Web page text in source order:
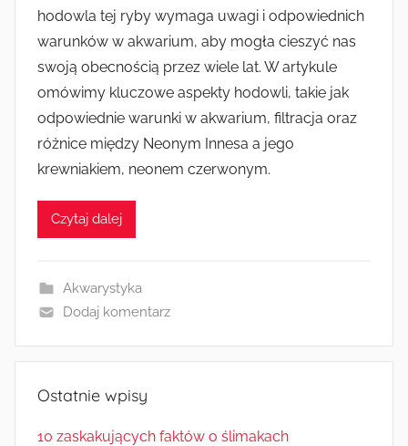
hodowla tej ryby wymaga uwagi i odpowiednich
warunków w akwarium, aby mogła cieszyć nas
swoją obecnością przez wiele lat. W artykule
omówimy kluczowe aspekty hodowli, takie jak
odpowiednie warunki w akwarium, filtracja oraz
różnice między Neonym Innesa a jego
krewniakiem, neonem czerwonym.
Czytaj dalej
Akwarystyka
Dodaj komentarz
Ostatnie wpisy
10 zaskakujących faktów o ślimakach